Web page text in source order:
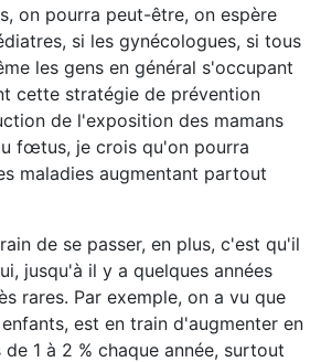
on pourra peut-être, on espère
si les gynécologues, si tous
les gens en général s'occupant
cette stratégie de prévention
de l'exposition des mamans
fœtus, je crois qu'on pourra
maladies augmentant partout
de se passer, en plus, c'est qu'il
jusqu'à il y a quelques années
rares. Par exemple, on a vu que
est en train d'augmenter en
1 à 2 % chaque année, surtout